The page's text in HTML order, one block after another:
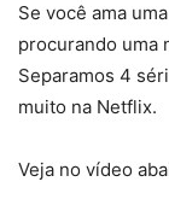
Se você ama
procurando uma
Separamos 4
muito na Netflix.
Veja no vídeo